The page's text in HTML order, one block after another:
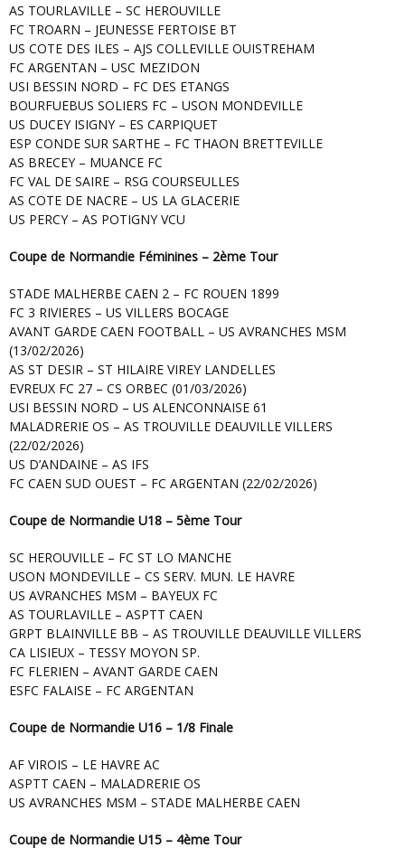
AS TOURLAVILLE – SC HEROUVILLE
FC TROARN – JEUNESSE FERTOISE BT
US COTE DES ILES – AJS COLLEVILLE OUISTREHAM
FC ARGENTAN – USC MEZIDON
USI BESSIN NORD – FC DES ETANGS
BOURFUEBUS SOLIERS FC – USON MONDEVILLE
US DUCEY ISIGNY – ES CARPIQUET
ESP CONDE SUR SARTHE – FC THAON BRETTEVILLE
AS BRECEY – MUANCE FC
FC VAL DE SAIRE – RSG COURSEULLES
AS COTE DE NACRE – US LA GLACERIE
US PERCY – AS POTIGNY VCU
Coupe de Normandie Féminines – 2ème Tour
STADE MALHERBE CAEN 2 – FC ROUEN 1899
FC 3 RIVIERES – US VILLERS BOCAGE
AVANT GARDE CAEN FOOTBALL – US AVRANCHES MSM
(13/02/2026)
AS ST DESIR – ST HILAIRE VIREY LANDELLES
EVREUX FC 27 – CS ORBEC (01/03/2026)
USI BESSIN NORD – US ALENCONNAISE 61
MALADRERIE OS – AS TROUVILLE DEAUVILLE VILLERS
(22/02/2026)
US D’ANDAINE – AS IFS
FC CAEN SUD OUEST – FC ARGENTAN (22/02/2026)
Coupe de Normandie U18 – 5ème Tour
SC HEROUVILLE – FC ST LO MANCHE
USON MONDEVILLE – CS SERV. MUN. LE HAVRE
US AVRANCHES MSM – BAYEUX FC
AS TOURLAVILLE – ASPTT CAEN
GRPT BLAINVILLE BB – AS TROUVILLE DEAUVILLE VILLERS
CA LISIEUX – TESSY MOYON SP.
FC FLERIEN – AVANT GARDE CAEN
ESFC FALAISE – FC ARGENTAN
Coupe de Normandie U16 – 1/8 Finale
AF VIROIS – LE HAVRE AC
ASPTT CAEN – MALADRERIE OS
US AVRANCHES MSM – STADE MALHERBE CAEN
Coupe de Normandie U15 – 4ème Tour